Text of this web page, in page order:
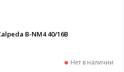
B-NM4 40/16B
Нет в наличии